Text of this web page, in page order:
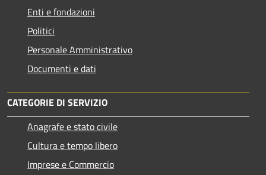
Enti e fondazioni
Politici
Personale Amministrativo
Documenti e dati
CATEGORIE DI SERVIZIO
Anagrafe e stato civile
Cultura e tempo libero
Imprese e Commercio